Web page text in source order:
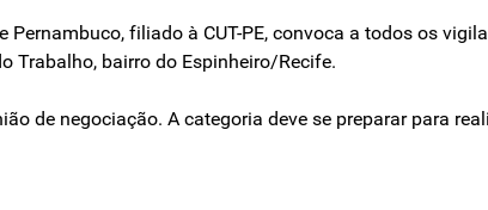
Pernambuco, filiado à CUT-PE, convoca a todos os
Trabalho, bairro do Espinheiro/Recife.
de negociação. A categoria deve se preparar para